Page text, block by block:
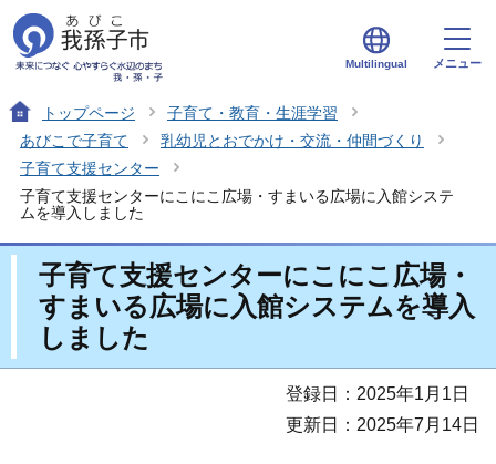
Multilingual メニュー
トップページ
子育て・教育・生涯学習
あびこで子育て
乳幼児とおでかけ・交流・仲間づくり
子育て支援センター
子育て支援センターにこにこ広場・すまいる広場に入館システ
ムを導入しました
子育て支援センターにこにこ広場・
すまいる広場に入館システムを導入
しました
登録日：2025年1月1日
更新日：2025年7月14日